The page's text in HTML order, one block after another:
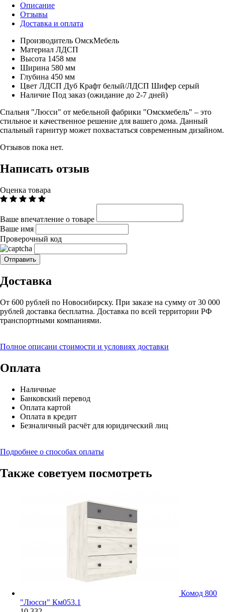
Описание
Отзывы
Доставка и оплата
Производитель ОмскМебель
Материал ЛДСП
Высота 1458 мм
Ширина 580 мм
Глубина 450 мм
Цвет ЛДСП Дуб Крафт белый/ЛДСП Шифер серый
Наличие Под заказ (ожидание до 2-7 дней)
Спальня "Люсси" от мебельной фабрики "Омскмебель" – это
стильное и качественное решение для вашего дома. Данный
спальный гарнитур может похвастаться современным дизайном.
Отзывов пока нет.
Написать отзыв
Оценка товара
Ваше впечатление о товаре
Ваше имя
Проверочный код
Доставка
От 600 рублей по Новосибирску. При заказе на сумму от 30 000
рублей доставка бесплатна. Доставка по всей территории РФ
транспортными компаниями.
Полное описани стоимости и условиях доставки
Оплата
Наличные
Банковский перевод
Оплата картой
Оплата в кредит
Безналичный расчёт для юридический лиц
Подробнее о способах оплаты
Также советуем посмотреть
Комод 800
"Люсси" Км053.1